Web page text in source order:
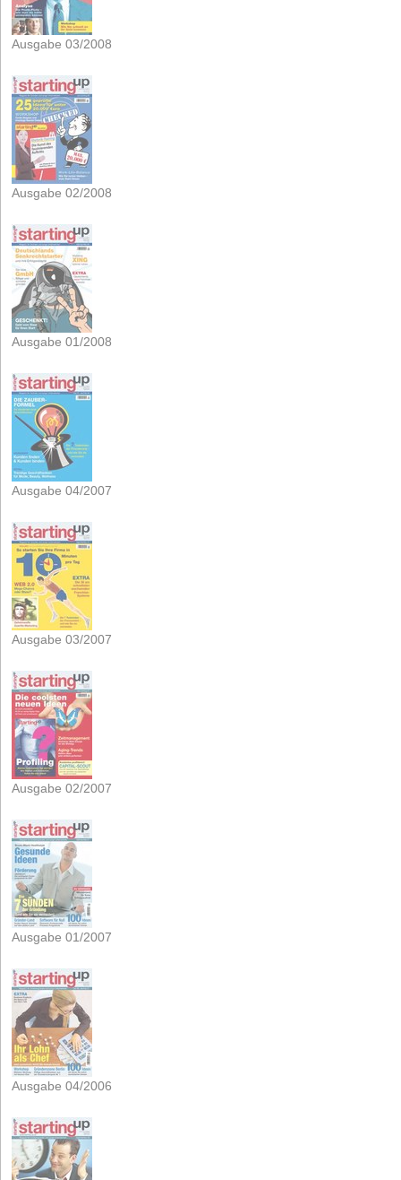
Ausgabe 03/2008
Ausgabe 02/2008
Ausgabe 01/2008
Ausgabe 04/2007
Ausgabe 03/2007
Ausgabe 02/2007
Ausgabe 01/2007
Ausgabe 04/2006